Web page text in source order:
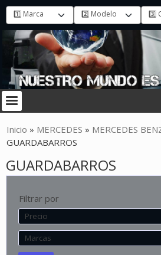
Inicio » MERCEDES » MERCEDES
GUARDABARROS
GUARDABARROS
Filtrar por
Precio
Marcas